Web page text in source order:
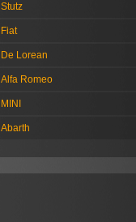
Stutz
Fiat
De Lorean
Alfa Romeo
MINI
Abarth